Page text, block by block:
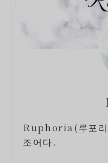
Ruphoria(루포리
조어다.